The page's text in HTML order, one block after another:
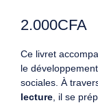
2.000CFA
Ce livret
le
sociales. À
lecture, il se